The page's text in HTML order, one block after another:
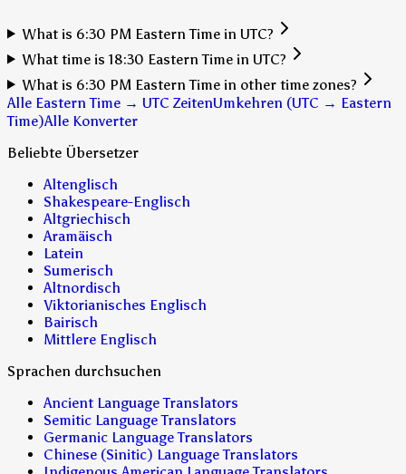
What is 6:30 PM Eastern Time in UTC?
What time is 18:30 Eastern Time in UTC?
What is 6:30 PM Eastern Time in other time zones?
Alle Eastern Time → UTC ZeitenUmkehren (UTC → Eastern
Time)Alle Konverter
Beliebte Übersetzer
Altenglisch
Shakespeare-Englisch
Altgriechisch
Aramäisch
Latein
Sumerisch
Altnordisch
Viktorianisches Englisch
Bairisch
Mittlere Englisch
Sprachen durchsuchen
Ancient Language Translators
Semitic Language Translators
Germanic Language Translators
Chinese (Sinitic) Language Translators